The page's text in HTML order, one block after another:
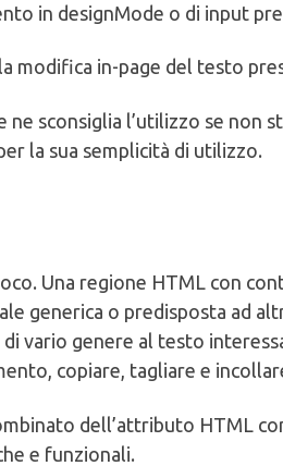
in designMode o di input
modifica in-page del testo
ne sconsiglia l’utilizzo se non
la sua semplicità di utilizzo.
Una regione HTML con
generica o predisposta ad
vario genere al testo
copiare, tagliare e
dell’attributo HTML
e funzionali.